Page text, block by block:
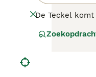
De Teckel